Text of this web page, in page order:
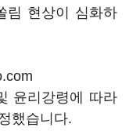
림 현상이 심화하
윤리강령에 따라
했습니다.